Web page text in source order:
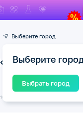
Выберите город
Выберите
Выбрать город